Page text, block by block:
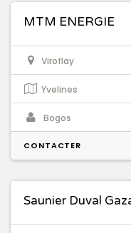
MTM ENERGIE
Viroflay
Yvelines
Bogos
CONTACTER
Saunier Duval